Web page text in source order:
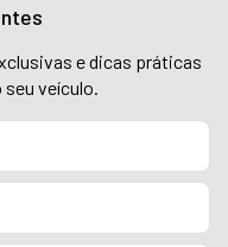
e dicas práticas
veículo.